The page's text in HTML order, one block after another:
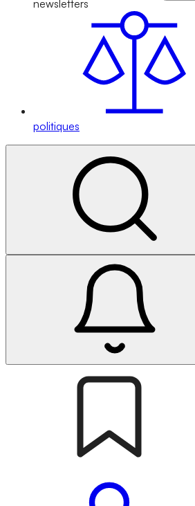
newsletters
politiques